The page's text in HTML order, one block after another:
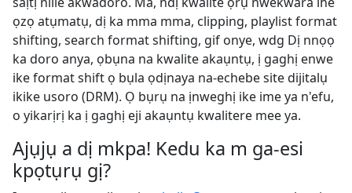
ọzọ atụmatụ, dị ka mma mma, clipping, playlist format
shifting, search format shifting, gif onye, wdg Dị nnọọ
ka doro anya, ọbụna na kwalite akaụntụ, ị gaghị enwe
ike format shift ọ bụla ọdịnaya na-echebe site dijitalụ
ikike usoro (DRM). Ọ bụrụ na ịnweghị ike ime ya n'efu,
o yikarịrị ka ị gaghị eji akaụntụ kwalitere mee ya.
Ajụjụ a dị mkpa! Kedu ka m ga-esi
kpọtụrụ gị?